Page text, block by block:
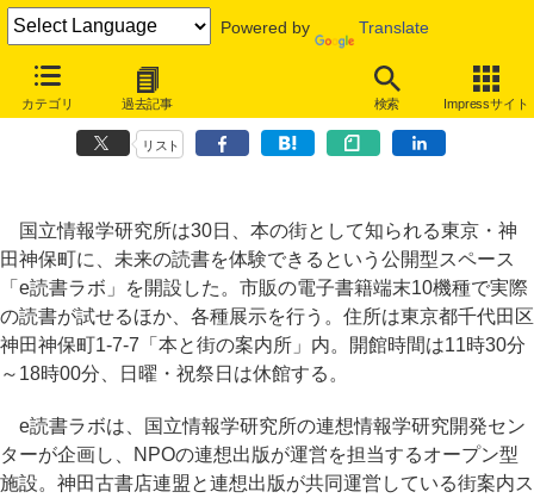
Powered by Translate
カテゴリ 過去記事 検索 Impressサイト
未来の読書体験スペースが神保町に開館、国立情報学研究所らが企画・
運営
リスト
国立情報学研究所は30日、本の街として知られる東京・神
田神保町に、未来の読書を体験できるという公開型スペース
「e読書ラボ」を開設した。市販の電子書籍端末10機種で実際
の読書が試せるほか、各種展示を行う。住所は東京都千代田区
神田神保町1-7-7「本と街の案内所」内。開館時間は11時30分
～18時00分、日曜・祝祭日は休館する。
e読書ラボは、国立情報学研究所の連想情報学研究開発セン
ターが企画し、NPOの連想出版が運営を担当するオープン型
施設。神田古書店連盟と連想出版が共同運営している街案内ス